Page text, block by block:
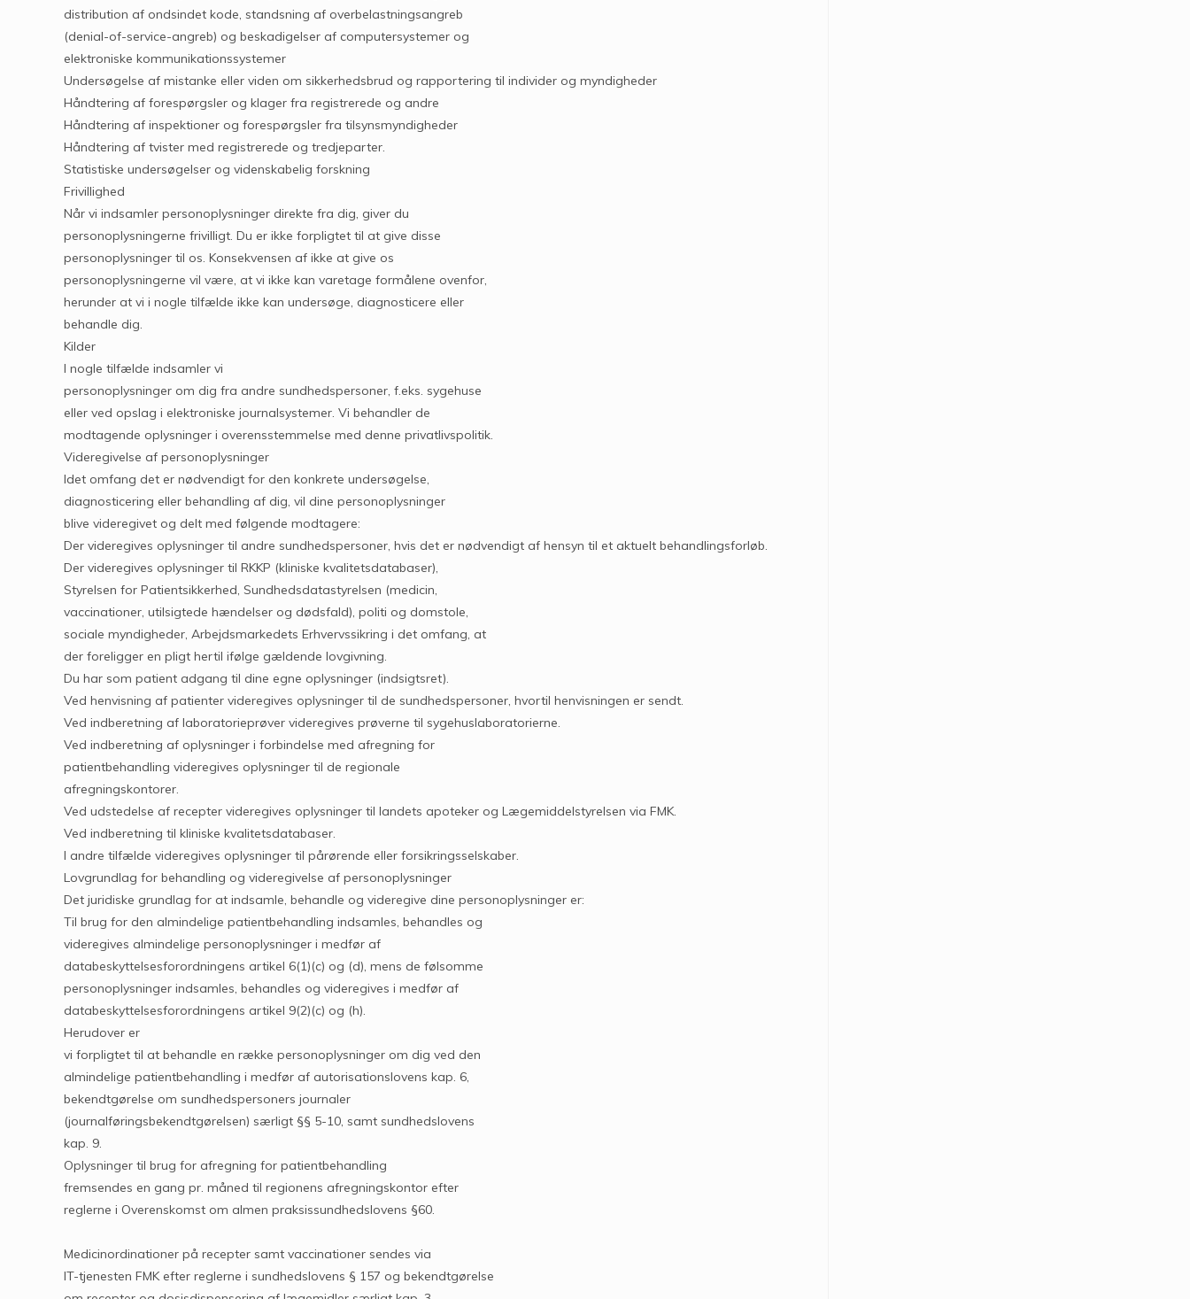
distribution af ondsindet kode, standsning af overbelastningsangreb
(denial-of-service-angreb) og beskadigelser af computersystemer og
elektroniske kommunikationssystemer
Undersøgelse af mistanke eller viden om sikkerhedsbrud og rapportering til individer og myndigheder
Håndtering af forespørgsler og klager fra registrerede og andre
Håndtering af inspektioner og forespørgsler fra tilsynsmyndigheder
Håndtering af tvister med registrerede og tredjeparter.
Statistiske undersøgelser og videnskabelig forskning
Frivillighed
Når vi indsamler personoplysninger direkte fra dig, giver du
personoplysningerne frivilligt. Du er ikke forpligtet til at give disse
personoplysninger til os. Konsekvensen af ikke at give os
personoplysningerne vil være, at vi ikke kan varetage formålene ovenfor,
herunder at vi i nogle tilfælde ikke kan undersøge, diagnosticere eller
behandle dig.
Kilder
I nogle tilfælde indsamler vi
personoplysninger om dig fra andre sundhedspersoner, f.eks. sygehuse
eller ved opslag i elektroniske journalsystemer. Vi behandler de
modtagende oplysninger i overensstemmelse med denne privatlivspolitik.
Videregivelse af personoplysninger
Idet omfang det er nødvendigt for den konkrete undersøgelse,
diagnosticering eller behandling af dig, vil dine personoplysninger
blive videregivet og delt med følgende modtagere:
Der videregives oplysninger til andre sundhedspersoner, hvis det er nødvendigt af hensyn til et aktuelt behandlingsforløb.
Der videregives oplysninger til RKKP (kliniske kvalitetsdatabaser),
Styrelsen for Patientsikkerhed, Sundhedsdatastyrelsen (medicin,
vaccinationer, utilsigtede hændelser og dødsfald), politi og domstole,
sociale myndigheder, Arbejdsmarkedets Erhvervssikring i det omfang, at
der foreligger en pligt hertil ifølge gældende lovgivning.
Du har som patient adgang til dine egne oplysninger (indsigtsret).
Ved henvisning af patienter videregives oplysninger til de sundhedspersoner, hvortil henvisningen er sendt.
Ved indberetning af laboratorieprøver videregives prøverne til sygehuslaboratorierne.
Ved indberetning af oplysninger i forbindelse med afregning for
patientbehandling videregives oplysninger til de regionale
afregningskontorer.
Ved udstedelse af recepter videregives oplysninger til landets apoteker og Lægemiddelstyrelsen via FMK.
Ved indberetning til kliniske kvalitetsdatabaser.
I andre tilfælde videregives oplysninger til pårørende eller forsikringsselskaber.
Lovgrundlag for behandling og videregivelse af personoplysninger
Det juridiske grundlag for at indsamle, behandle og videregive dine personoplysninger er:
Til brug for den almindelige patientbehandling indsamles, behandles og
videregives almindelige personoplysninger i medfør af
databeskyttelsesforordningens artikel 6(1)(c) og (d), mens de følsomme
personoplysninger indsamles, behandles og videregives i medfør af
databeskyttelsesforordningens artikel 9(2)(c) og (h).
Herudover er
vi forpligtet til at behandle en række personoplysninger om dig ved den
almindelige patientbehandling i medfør af autorisationslovens kap. 6,
bekendtgørelse om sundhedspersoners journaler
(journalføringsbekendtgørelsen) særligt §§ 5-10, samt sundhedslovens
kap. 9.
Oplysninger til brug for afregning for patientbehandling
fremsendes en gang pr. måned til regionens afregningskontor efter
reglerne i Overenskomst om almen praksissundhedslovens §60.
Medicinordinationer på recepter samt vaccinationer sendes via
IT-tjenesten FMK efter reglerne i sundhedslovens § 157 og bekendtgørelse